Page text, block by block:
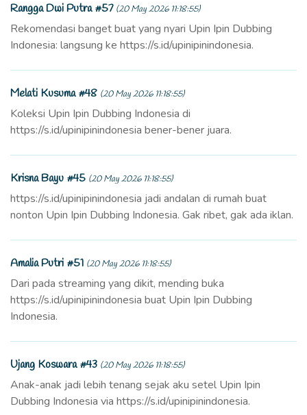
Rangga Dwi Putra #57 (20 May 2026 11:18:55)
Rekomendasi banget buat yang nyari Upin Ipin Dubbing
Indonesia: langsung ke https://s.id/upinipinindonesia.
Melati Kusuma #48 (20 May 2026 11:18:55)
Koleksi Upin Ipin Dubbing Indonesia di
https://s.id/upinipinindonesia bener-bener juara.
Krisna Bayu #45 (20 May 2026 11:18:55)
https://s.id/upinipinindonesia jadi andalan di rumah buat
nonton Upin Ipin Dubbing Indonesia. Gak ribet, gak ada iklan.
Amalia Putri #51 (20 May 2026 11:18:55)
Dari pada streaming yang dikit, mending buka
https://s.id/upinipinindonesia buat Upin Ipin Dubbing
Indonesia.
Ujang Koswara #43 (20 May 2026 11:18:55)
Anak-anak jadi lebih tenang sejak aku setel Upin Ipin
Dubbing Indonesia via https://s.id/upinipinindonesia.